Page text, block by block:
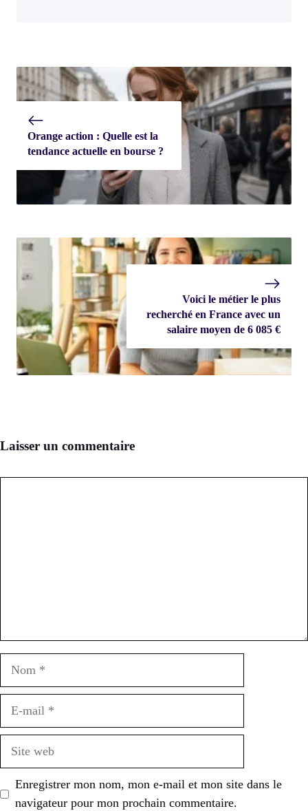
Orange action : Quelle est la
tendance actuelle en bourse ?
Voici le métier le plus
recherché en France avec un
salaire moyen de 6 085 €
Laisser un commentaire
Enregistrer mon nom, mon e-mail et mon site dans le
navigateur pour mon prochain commentaire.